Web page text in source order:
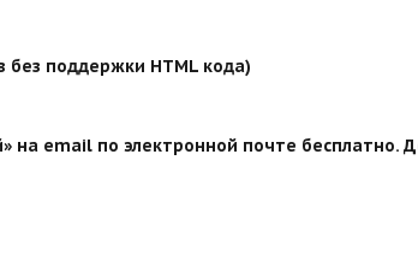
без поддержки HTML кода)
email по электронной почте бесплатно.